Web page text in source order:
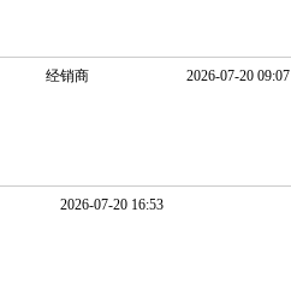
经销商 2026-07-20 09:07
2026-07-20 16:53